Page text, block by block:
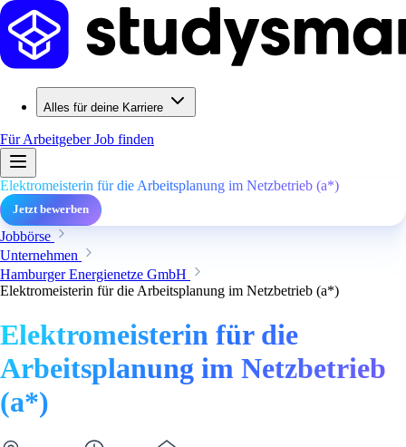
Alles für deine Karriere
Für ArbeitgeberJob finden
Elektromeisterin für die Arbeitsplanung im Netzbetrieb (a*)
Jetzt bewerben
Jobbörse
Unternehmen
Hamburger Energienetze GmbH
Elektromeisterin für die Arbeitsplanung im Netzbetrieb (a*)
Elektromeisterin für die
Arbeitsplanung im Netzbetrieb
(a*)